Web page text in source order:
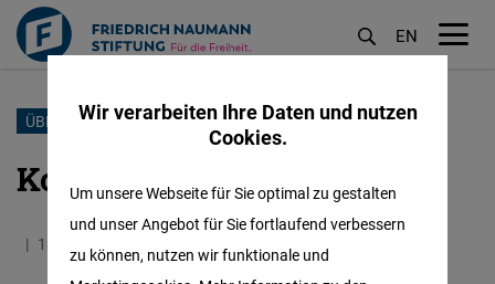
Direkt
Inhalt
EN
ÜBER UNS
Kontakt
18.01.2021 0.6 Minuten Thailand
Wir verarbeiten Ihre Daten und nutzen
Cookies.
Um unsere Webseite für Sie optimal zu gestalten
und unser Angebot für Sie fortlaufend verbessern
zu können, nutzen wir funktionale und